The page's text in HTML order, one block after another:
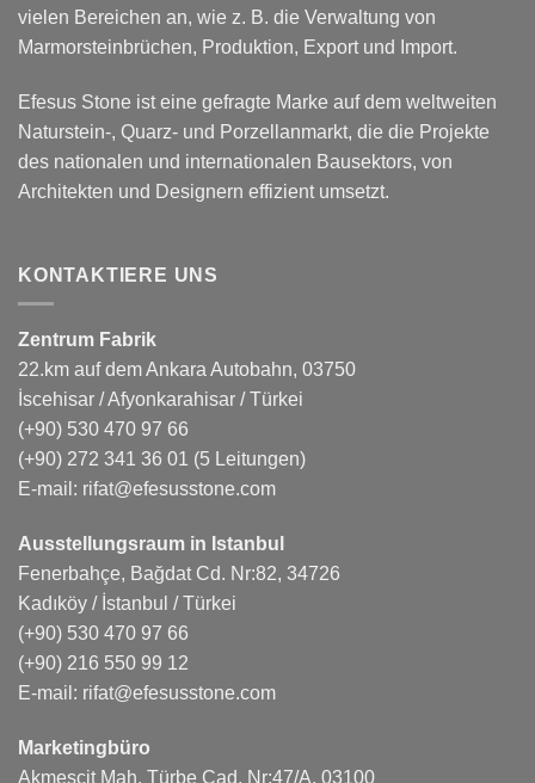
vielen Bereichen an, wie z. B. die Verwaltung von
Marmorsteinbrüchen, Produktion, Export und Import.
Efesus Stone ist eine gefragte Marke auf dem weltweiten
Naturstein-, Quarz- und Porzellanmarkt, die die Projekte
des nationalen und internationalen Bausektors, von
Architekten und Designern effizient umsetzt.
KONTAKTIERE UNS
Zentrum Fabrik
22.km auf dem Ankara Autobahn, 03750
İscehisar / Afyonkarahisar / Türkei
(+90) 530 470 97 66
(+90) 272 341 36 01 (5 Leitungen)
E-mail: rifat@efesusstone.com
Ausstellungsraum in Istanbul
Fenerbahçe, Bağdat Cd. Nr:82, 34726
Kadıköy / İstanbul / Türkei
(+90) 530 470 97 66
(+90) 216 550 99 12
E-mail: rifat@efesusstone.com
Marketingbüro
Akmescit Mah. Türbe Cad. Nr:47/A, 03100